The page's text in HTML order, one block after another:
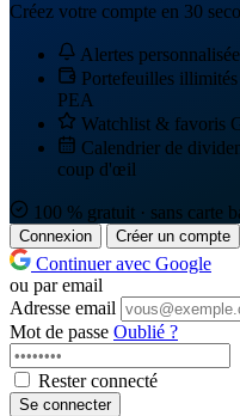
Créez votre compte en 30
Alertes
Portefeuilles illimités
PEA
Watchlist & favoris
Calendrier de
coup d'œil
100 % gratuit · sans carte
Connexion Créer un compte
Continuer avec Google
ou par email
Adresse email
Mot de passe Oublié ?
Rester connecté
Se connecter